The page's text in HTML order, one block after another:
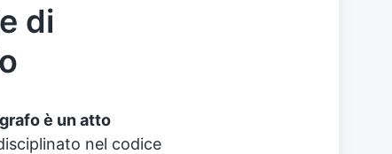
di
è un atto
nel codice